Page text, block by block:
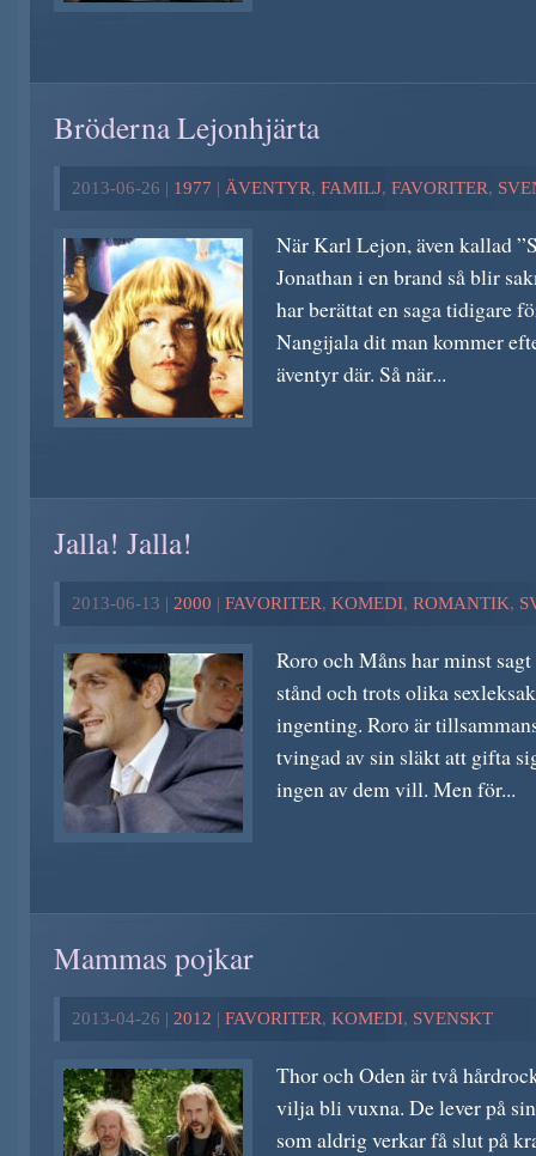
Bröderna Lejonhjärta
2013-06-26 | 1977 | ÄVENTYR, FAMILJ, FAVORITER,
När Karl Lejon, även kallad
Jonathan i en brand så blir
har berättat en saga tidigare
Nangijala dit man kommer
äventyr där. Så när...
Jalla! Jalla!
2013-06-13 | 2000 | FAVORITER, KOMEDI, ROMANTIK,
Roro och Måns har minst
stånd och trots olika
ingenting. Roro är
tvingad av sin släkt att gifta
ingen av dem vill. Men för...
Mammas pojkar
2013-04-26 | 2012 | FAVORITER, KOMEDI, SVENSKT
Thor och Oden är två
vilja bli vuxna. De lever på
som aldrig verkar få slut på